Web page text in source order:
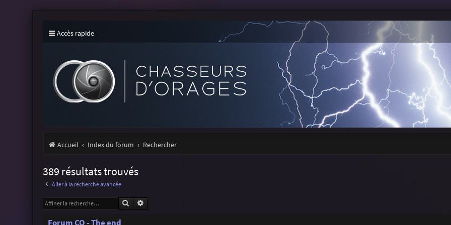
Accès rapide
Accueil Index du forum Rechercher
389 résultats trouvés
Aller à la recherche avancée
Rechercher
Forum CO - The end